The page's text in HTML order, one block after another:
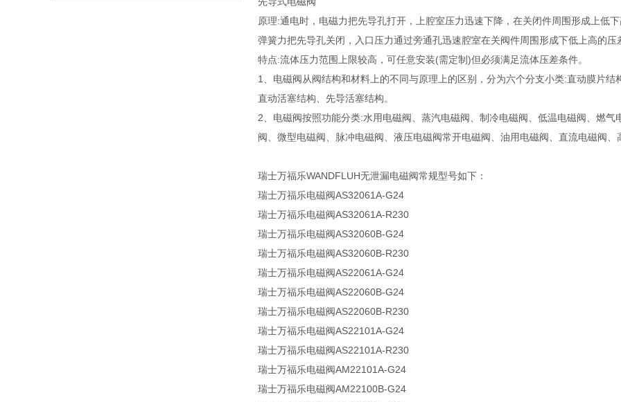
原理:通电时，电磁力把先导孔打开，上腔室压力迅速下降，在关闭件周围形成上低
弹簧力把先导孔关闭，入口压力通过旁通孔迅速腔室在关阀件周围形成下低上高的
特点:流体压力范围上限较高，可任意安装(需定制)但必须满足流体压差条件。
1、电磁阀从阀结构和材料上的不同与原理上的区别，分为六个分支小类:直动膜片
直动活塞结构、先导活塞结构。
2、电磁阀按照功能分类:水用电磁阀、蒸汽电磁阀、制冷电磁阀、低温电磁阀、燃
阀、微型电磁阀、脉冲电磁阀、液压电磁阀常开电磁阀、油用电磁阀、直流电磁阀
瑞士万福乐WANDFLUH无泄漏电磁阀常规型号如下：
瑞士万福乐电磁阀AS32061A-G24
瑞士万福乐电磁阀AS32061A-R230
瑞士万福乐电磁阀AS32060B-G24
瑞士万福乐电磁阀AS32060B-R230
瑞士万福乐电磁阀AS22061A-G24
瑞士万福乐电磁阀AS22060B-G24
瑞士万福乐电磁阀AS22060B-R230
瑞士万福乐电磁阀AS22101A-G24
瑞士万福乐电磁阀AS22101A-R230
瑞士万福乐电磁阀AM22101A-G24
瑞士万福乐电磁阀AM22100B-G24